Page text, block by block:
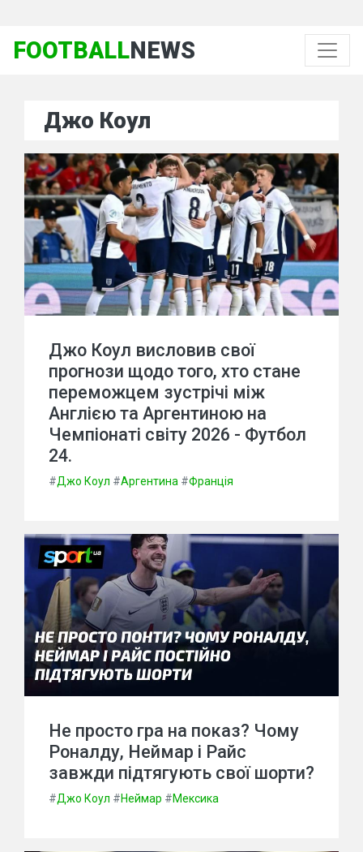
FOOTBALLNEWS
Джо Коул
Джо Коул висловив свої
прогнози щодо того, хто стане
переможцем зустрічі між
Англією та Аргентиною на
Чемпіонаті світу 2026 - Футбол
24.
#Джо Коул #Аргентина #Франція
Не просто гра на показ? Чому
Роналду, Неймар і Райс
завжди підтягують свої шорти?
#Джо Коул #Неймар #Мексика